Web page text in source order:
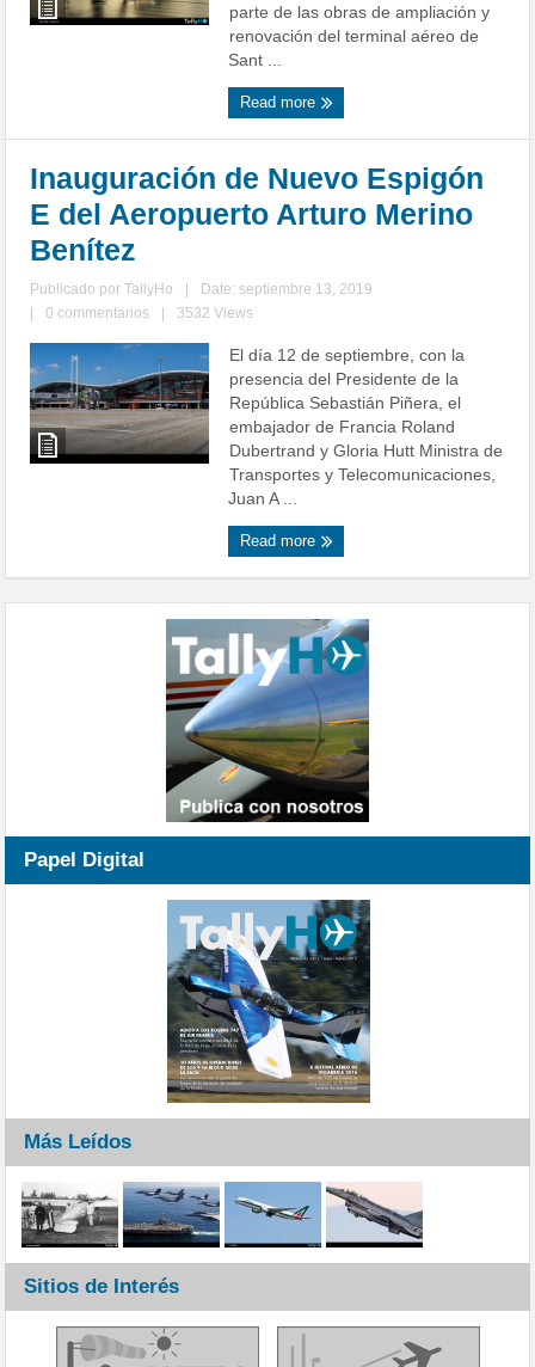
parte de las obras de ampliación y
renovación del terminal aéreo de
Sant ...
Read more
Inauguración de Nuevo Espigón
E del Aeropuerto Arturo Merino
Benítez
Publicado porTallyHo
Date: septiembre 13, 2019
0 commentarios 3532 Views
El día 12 de septiembre, con la
presencia del Presidente de la
República Sebastián Piñera, el
embajador de Francia Roland
Dubertrand y Gloria Hutt Ministra de
Transportes y Telecomunicaciones,
Juan A ...
Read more
Papel Digital
Más Leídos
Sitios de Interés